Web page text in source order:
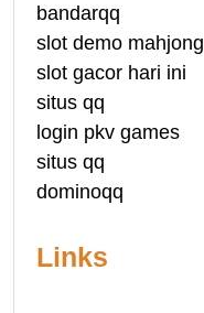
bandarqq
slot demo mahjong
slot gacor hari ini
situs qq
login pkv games
situs qq
dominoqq
Links